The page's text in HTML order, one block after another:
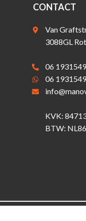
CONTACT
Van
3088GL
06
06
KVK:
BTW: